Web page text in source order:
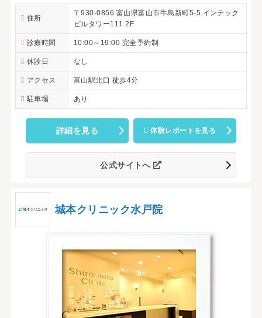
住所
〒930-0856 富山県富山市牛島新町5-5 インテック
ビルタワー111 2F
診療時間 10:00～19:00 完全予約制
休診日 なし
アクセス 富山駅北口 徒歩4分
駐車場 あり
詳細を見る 体験レポートを見る
公式サイトへ
城本クリニック水戸院